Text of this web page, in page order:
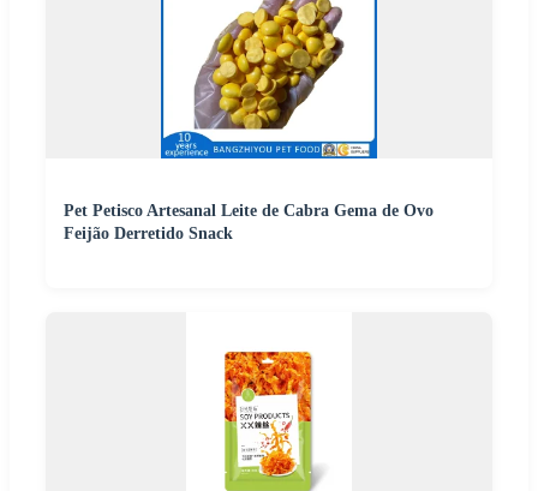
Pet Petisco Artesanal Leite de Cabra Gema de Ovo
Feijão Derretido Snack